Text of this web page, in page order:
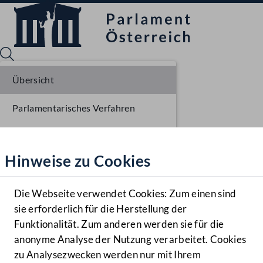
Hilfe
Benutzer
Navigationsmenü öffnen
MENÜ
Hinweise zu Cookies
Die Webseite verwendet Cookies: Zum einen sind
sie erforderlich für die Herstellung der
Funktionalität. Zum anderen werden sie für die
anonyme Analyse der Nutzung verarbeitet. Cookies
zu Analysezwecken werden nur mit Ihrem
Übersicht
Parlamentarisches Verfahren
Ausschussberatungen NR